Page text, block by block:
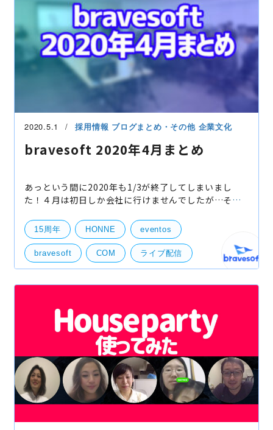
2020.5.1 採用情報 ブログまとめ・その他 企業文化
bravesoft 2020年4月まとめ
あっという間に2020年も1/3が終了してしまいまし
た！４月は初日しか会社に行けませんでしたが…そん
そんな４月の手記を綴ります！ 1.オンライン入社式実
施！ 4月
15周年 HONNE eventos
bravesoft COM ライブ配信